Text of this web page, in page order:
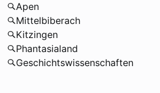
Apen
Mittelbiberach
Kitzingen
Phantasialand
Geschichtswissenschaften